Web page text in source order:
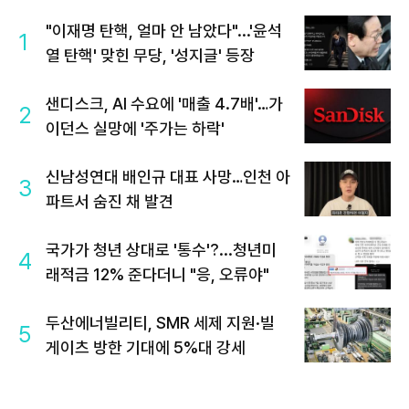
1
"이재명 탄핵, 얼마 안 남았다"...'윤석
열 탄핵' 맞힌 무당, '성지글' 등장
2
샌디스크, AI 수요에 '매출 4.7배'…가
이던스 실망에 '주가는 하락'
3
신남성연대 배인규 대표 사망…인천 아
파트서 숨진 채 발견
4
국가가 청년 상대로 '통수'?...청년미
래적금 12% 준다더니 "응, 오류야"
5
두산에너빌리티, SMR 세제 지원·빌
게이츠 방한 기대에 5%대 강세